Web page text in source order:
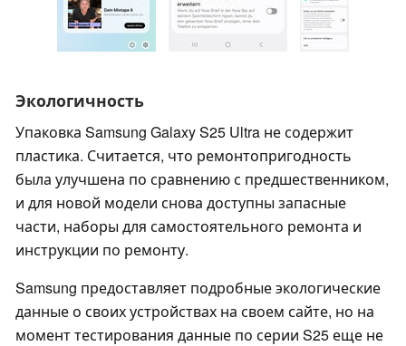
Экологичность
Упаковка Samsung Galaxy S25 Ultra не содержит
пластика. Считается, что ремонтопригодность
была улучшена по сравнению с предшественником,
и для новой модели снова доступны запасные
части, наборы для самостоятельного ремонта и
инструкции по ремонту.
Samsung предоставляет подробные экологические
данные о своих устройствах на своем сайте, но на
момент тестирования данные по серии S25 еще не